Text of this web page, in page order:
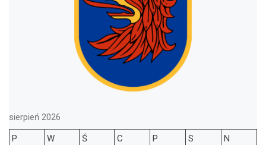
sierpień 2026
P
W Ś C P S N